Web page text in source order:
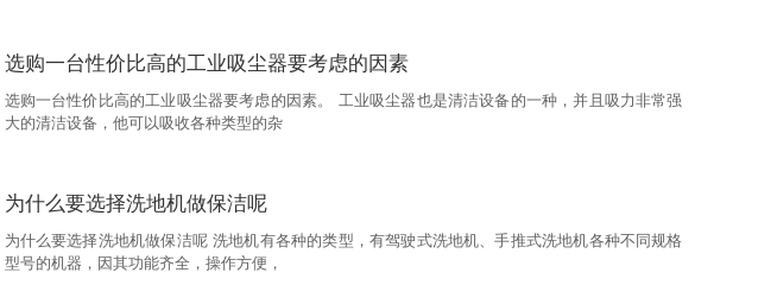
选购一台性价比高的工业吸尘器要考虑的因素
选购一台性价比高的工业吸尘器要考虑的因素。 工业吸尘器也是清洁设备的一种，并且吸力非常强
大的清洁设备，他可以吸收各种类型的杂
为什么要选择洗地机做保洁呢
为什么要选择洗地机做保洁呢 洗地机有各种的类型，有驾驶式洗地机、手推式洗地机各种不同规格
型号的机器，因其功能齐全，操作方便，